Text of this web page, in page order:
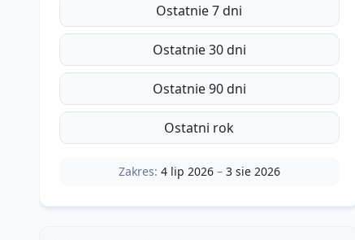
Ostatnie 7 dni
Ostatnie 30 dni
Ostatnie 90 dni
Ostatni rok
Zakres: 4 lip 2026– 3 sie 2026